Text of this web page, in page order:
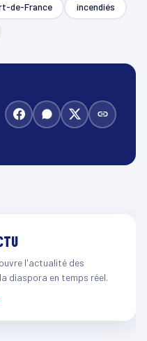
de-France incendiés
l'actualité des
diaspora en temps réel.